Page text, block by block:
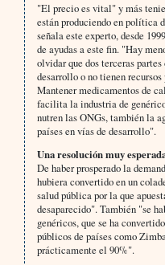
"El precio es vital" y más
están produciendo en política
señala este experto, desde
de ayudas a este fin. "Hay
olvidar que dos terceras
desarrollo o no tienen
Mantener medicamentos de
facilita la industria de
nutren las ONGs, también la
países en vías de desarrollo".
Una resolución muy
De haber prosperado la
hubiera convertido en un
salud pública por la que
desaparecido". También "se
genéricos, que se ha
públicos de países como
prácticamente el 90%".